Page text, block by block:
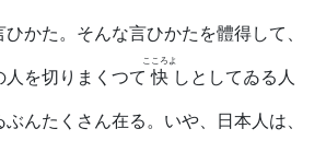
かた。そんな言ひかたを體得して、
を切りまくつて 快
こころよ
しとしてゐる人
んたくさん在る。いや、日本人は、